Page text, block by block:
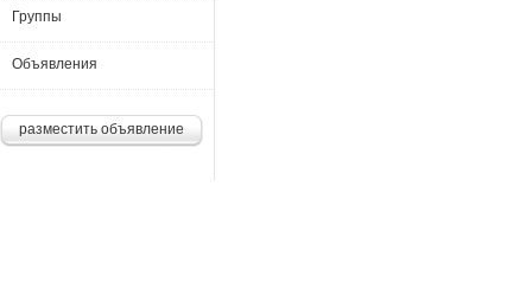
Группы
Объявления
разместить объявление